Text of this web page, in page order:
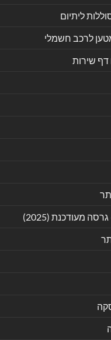
ליתיום
לרכב חשמלי
שירות
מעודכנת (2025)